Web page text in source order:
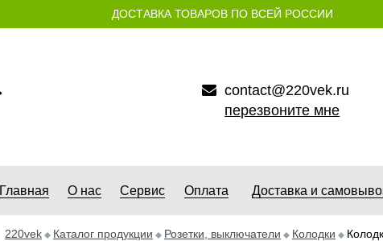
ДОСТАВКА ТОВАРОВ ПО ВСЕЙ РОССИИ
contact@220vek.ru
перезвоните мне
Главная О нас Сервис Оплата Доставка и
220vek Каталог продукции Розетки, выключатели Колодки